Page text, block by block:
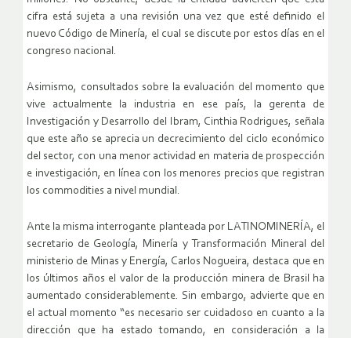
cifra está sujeta a una revisión una vez que esté definido el
nuevo Código de Minería, el cual se discute por estos días en el
congreso nacional.
Asimismo, consultados sobre la evaluación del momento que
vive actualmente la industria en ese país, la gerenta de
Investigación y Desarrollo del Ibram, Cinthia Rodrigues, señala
que este año se aprecia un decrecimiento del ciclo económico
del sector, con una menor actividad en materia de prospección
e investigación, en línea con los menores precios que registran
los commodities a nivel mundial.
Ante la misma interrogante planteada por LATINOMINERÍA, el
secretario de Geología, Minería y Transformación Mineral del
ministerio de Minas y Energía, Carlos Nogueira, destaca que en
los últimos años el valor de la producción minera de Brasil ha
aumentado considerablemente. Sin embargo, advierte que en
el actual momento “es necesario ser cuidadoso en cuanto a la
dirección que ha estado tomando, en consideración a la